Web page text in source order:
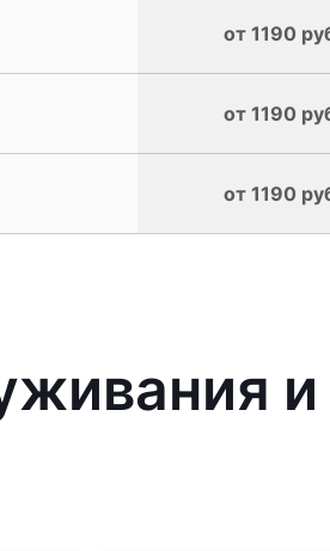
от 1190
от 1190
от 1190
и